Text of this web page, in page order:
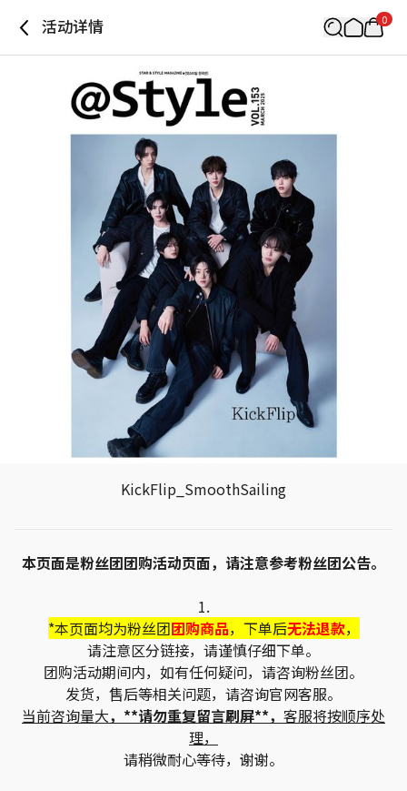
活动详情 0
KickFlip_SmoothSailing
本页面是粉丝团团购活动页面，请注意参考粉丝团公告。
1.
*本页面均为粉丝团团购商品，下单后无法退款，
请注意区分链接，请谨慎仔细下单。
团购活动期间内，如有任何疑问，请咨询粉丝团。
发货，售后等相关问题，请咨询官网客服。
当前咨询量大，**请勿重复留言刷屏**， 客服将按顺序处
理，
请稍微耐心等待，谢谢。